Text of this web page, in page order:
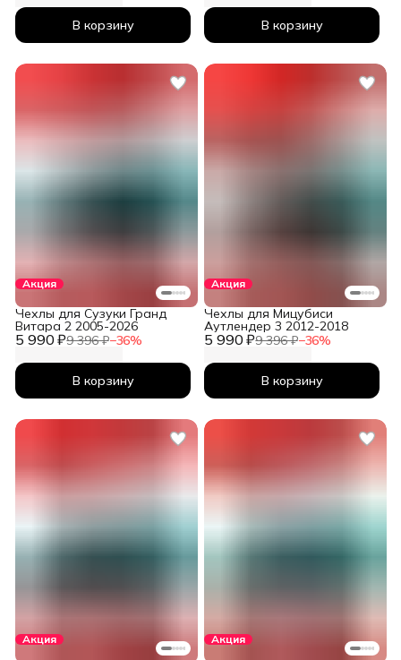
В корзину В корзину
Акция
5 990 ₽9 396 ₽−36%
Чехлы для Сузуки Гранд
Витара 2 2005-2026
В корзину
Акция
5 990 ₽9 396 ₽−36%
Чехлы для Мицубиси
Аутлендер 3 2012-2018
В корзину
Акция Акция